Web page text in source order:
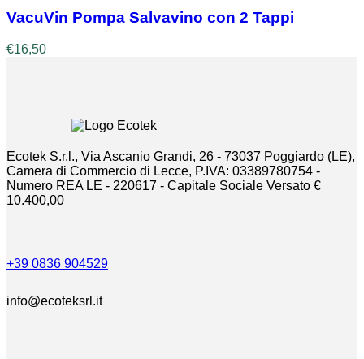
pagina
prodotto
a
€400,00
VacuVin Pompa Salvavino con 2 Tappi
€16,50
Ecotek S.r.l., Via Ascanio Grandi, 26 - 73037 Poggiardo (LE),
Camera di Commercio di Lecce, P.IVA: 03389780754 -
Numero REA LE - 220617 - Capitale Sociale Versato €
10.400,00
+39 0836 904529
info@ecoteksrl.it